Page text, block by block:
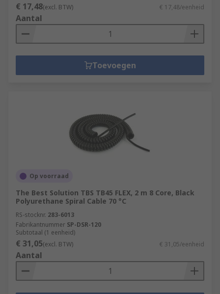
€ 17,48(excl. BTW) € 17,48/eenheid
Aantal
Toevoegen
Op voorraad
The Best Solution TBS TB45 FLEX, 2 m 8 Core, Black
Polyurethane Spiral Cable 70 °C
RS-stocknr. 283-6013
Fabrikantnummer SP-DSR-120
Subtotaal (1 eenheid)
€ 31,05(excl. BTW) € 31,05/eenheid
Aantal